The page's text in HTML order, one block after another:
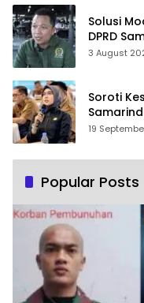
Solusi
DPRD
PLTSA
3 August
Soroti
19
Popular Posts